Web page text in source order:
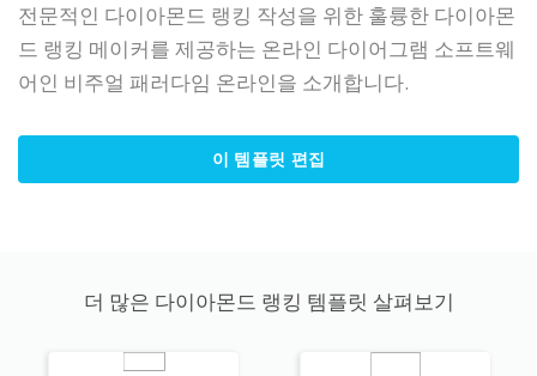
전문적인 다이아몬드 랭킹 작성을 위한 훌륭한 다이아몬
드 랭킹 메이커를 제공하는 온라인 다이어그램 소프트웨
어인 비주얼 패러다임 온라인을 소개합니다.
이 템플릿 편집
더 많은 다이아몬드 랭킹 템플릿 살펴보기